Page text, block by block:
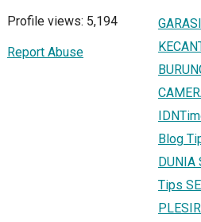
Profile views: 5,194
Report Abuse
Blog
DUNIA
Tips